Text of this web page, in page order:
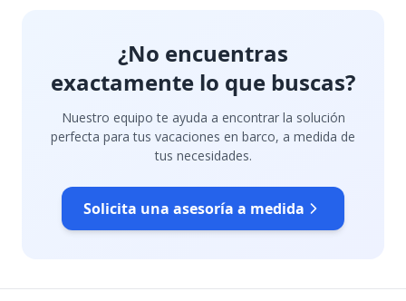
¿No encuentras
exactamente lo que buscas?
Nuestro equipo te ayuda a encontrar la solución
perfecta para tus vacaciones en barco, a medida de
tus necesidades.
Solicita una asesoría a medida